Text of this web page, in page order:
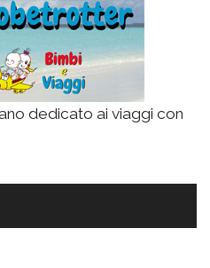
dedicato ai viaggi con